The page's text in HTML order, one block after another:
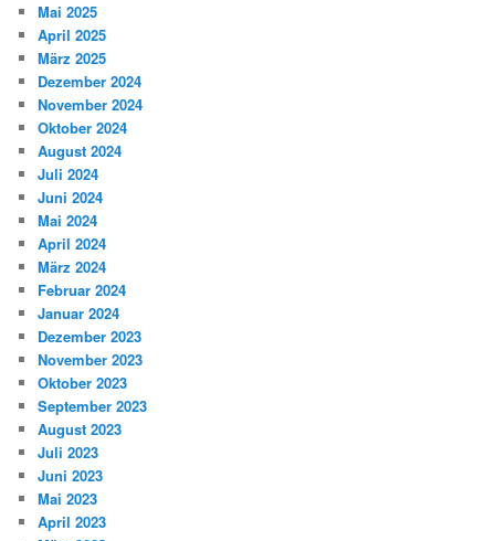
Mai 2025
April 2025
März 2025
Dezember 2024
November 2024
Oktober 2024
August 2024
Juli 2024
Juni 2024
Mai 2024
April 2024
März 2024
Februar 2024
Januar 2024
Dezember 2023
November 2023
Oktober 2023
September 2023
August 2023
Juli 2023
Juni 2023
Mai 2023
April 2023